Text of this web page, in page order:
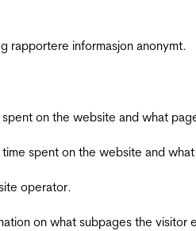
rapportere informasjon anonymt.
on the website and what
spent on the website and
operator.
on what subpages the